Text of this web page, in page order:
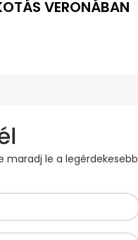
VERONÁBAN
maradj le a legérdekesebb